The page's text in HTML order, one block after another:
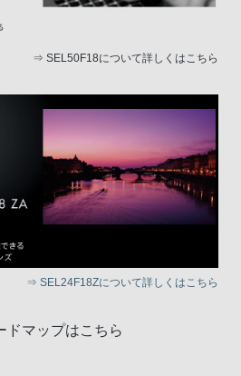
⇒ SEL50F18について詳しくはこちら
⇒ SEL24F18Zについて詳しくはこちら
ドマップはこちら